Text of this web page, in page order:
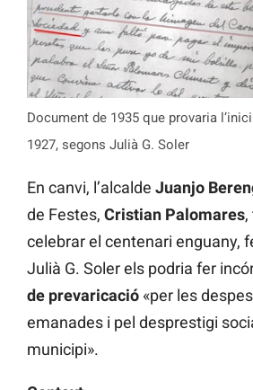
Document de 1935 que provaria
1927, segons Julià G. Soler
En canvi, l’alcalde Juanjo
de Festes, Cristian Palomares
celebrar el centenari enguany,
Julià G. Soler els podria fer
de prevaricació «per les
emanades i pel desprestigi
municipi».